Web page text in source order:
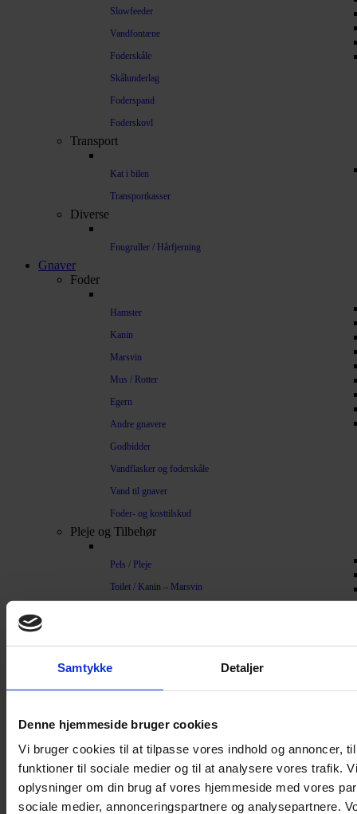
Samtykke Detaljer
Denne hjemmeside bruger cookies
Vi bruger cookies til at tilpasse vores indhold og annoncer,
funktioner til sociale medier og til at analysere vores trafik.
oplysninger om din brug af vores hjemmeside med vores
sociale medier, annonceringspartnere og analysepartnere.
Slowfeeder
Vandfontæne
Foderskåle
Skålunderlag
Foderspand
Foderskovl
Transport
Kat i bilen
Transportkasser
Diverse
Fnugruller / Hårfjerning
Gnaver
Foder
Hamster
Kanin
Marsvin
Mus / Rotter
Egern
Andre gnavere
Godbidder
Vandflasker og foderskåle
Vand til gnaver
Foder- og kosttilskud
Pleje og Tilbehør
Pels / Pleje
Toilet / Kanin – Marsvin
Bure
Hamsterbur
Kaninbur
Rottebur
Marsvinebur